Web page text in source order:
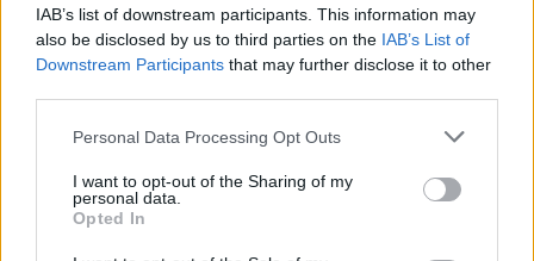
IAB’s list of downstream participants. This information may
also be disclosed by us to third parties on the IAB’s List of
Downstream Participants that may further disclose it to other
Personal Data Processing Opt Outs
I want to opt-out of the Sharing of my
personal data.
Opted In
ADV